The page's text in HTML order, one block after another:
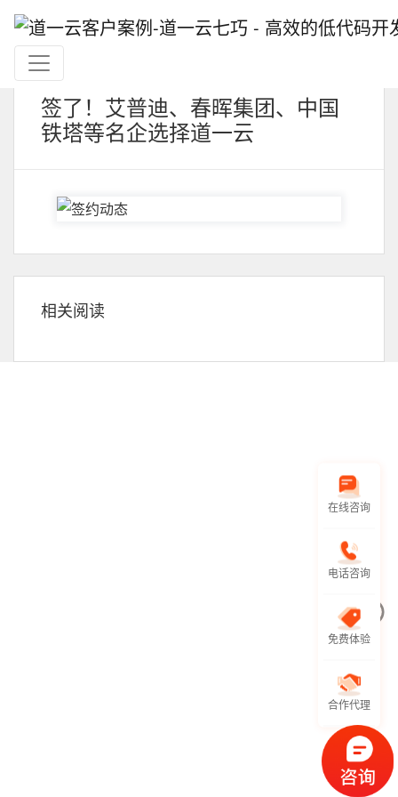
签了！艾普迪、春晖集团、中国
铁塔等名企选择道一云
相关阅读
在线咨询
电话咨询
免费体验
合作代理